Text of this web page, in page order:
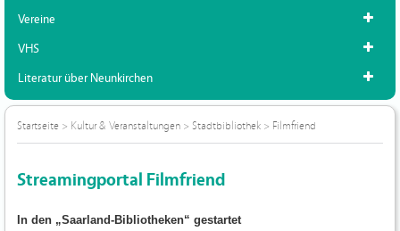
Vereine
VHS
Literatur über Neunkirchen
Startseite > Kultur & Veranstaltungen > Stadtbibliothek > Filmfriend
Streamingportal Filmfriend
In den „Saarland-Bibliotheken“ gestartet